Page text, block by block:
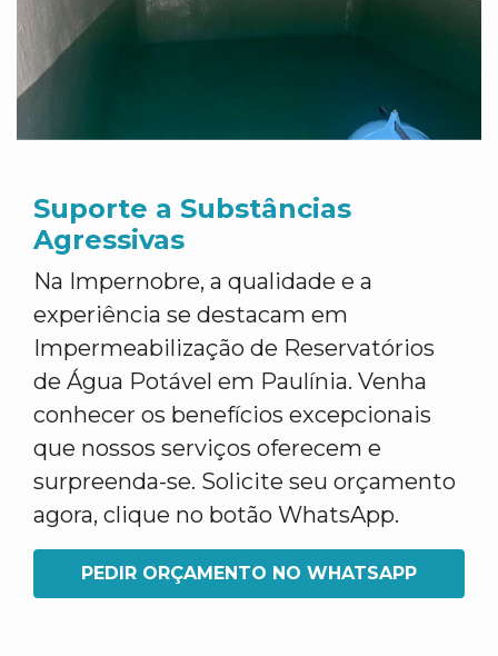
Suporte a Substâncias
Agressivas
Na Impernobre, a qualidade e a
experiência se destacam em
Impermeabilização de Reservatórios
de Água Potável em Paulínia. Venha
conhecer os benefícios excepcionais
que nossos serviços oferecem e
surpreenda-se. Solicite seu orçamento
agora, clique no botão WhatsApp.
PEDIR ORÇAMENTO NO WHATSAPP